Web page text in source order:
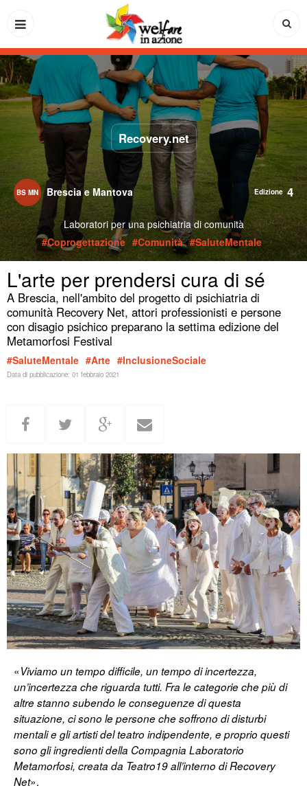
Recovery.net
Laboratori per una psichiatria di comunità
#Coprogettazione #Comunità #SaluteMentale
BS MN Brescia e Mantova 4
L'arte per prendersi cura di sé
A Brescia, nell'ambito del progetto di psichiatria di
comunità Recovery Net, attori professionisti e persone
con disagio psichico preparano la settima edizione del
Metamorfosi Festival
#SaluteMentale #Arte #InclusioneSociale
Data di pubblicazione: 01 febbraio 2021
«Viviamo un tempo difficile, un tempo di incertezza,
un’incertezza che riguarda tutti. Fra le categorie che più di
altre stanno subendo le conseguenze di questa
situazione, ci sono le persone che soffrono di disturbi
mentali e gli artisti del teatro indipendente, e proprio questi
sono gli ingredienti della Compagnia Laboratorio
Metamorfosi, creata da Teatro19 all’interno di Recovery
Net».